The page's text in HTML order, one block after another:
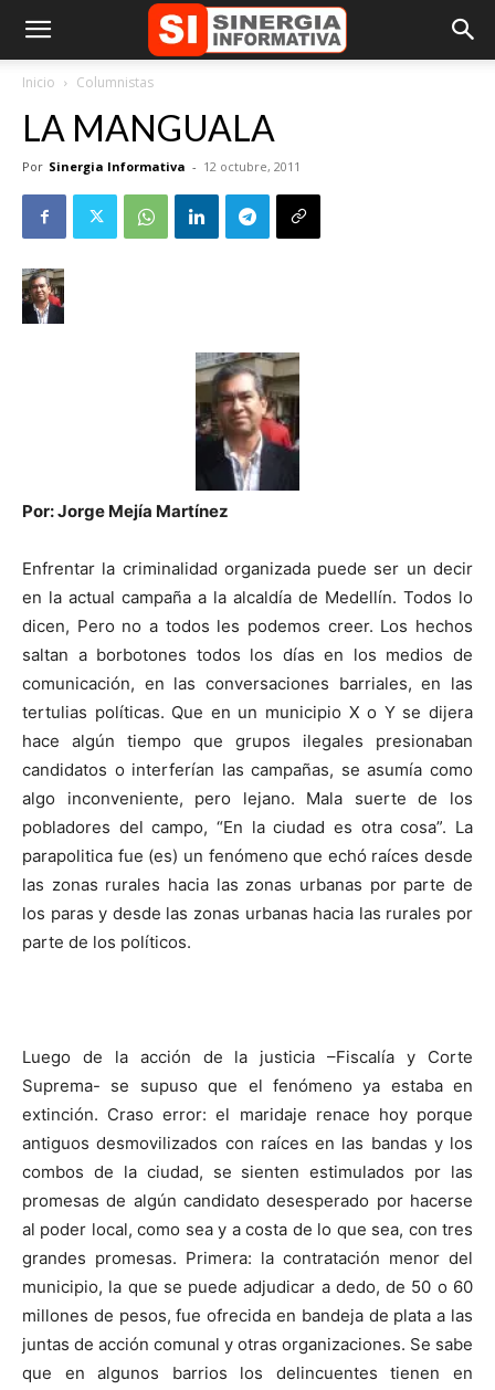
Inicio Columnistas
LA MANGUALA
Por Sinergia Informativa - 12 octubre, 2011
Por: Jorge Mejía Martínez
Enfrentar la criminalidad organizada puede ser un decir
en la actual campaña a la alcaldía de Medellín. Todos lo
dicen, Pero no a todos les podemos creer. Los hechos
saltan a borbotones todos los días en los medios de
comunicación, en las conversaciones barriales, en las
tertulias políticas. Que en un municipio X o Y se dijera
hace algún tiempo que grupos ilegales presionaban
candidatos o interferían las campañas, se asumía como
algo inconveniente, pero lejano. Mala suerte de los
pobladores del campo, “En la ciudad es otra cosa”. La
parapolitica fue (es) un fenómeno que echó raíces desde
las zonas rurales hacia las zonas urbanas por parte de
los paras y desde las zonas urbanas hacia las rurales por
parte de los políticos.
Luego de la acción de la justicia –Fiscalía y Corte
Suprema- se supuso que el fenómeno ya estaba en
extinción. Craso error: el maridaje renace hoy porque
antiguos desmovilizados con raíces en las bandas y los
combos de la ciudad, se sienten estimulados por las
promesas de algún candidato desesperado por hacerse
al poder local, como sea y a costa de lo que sea, con tres
grandes promesas. Primera: la contratación menor del
municipio, la que se puede adjudicar a dedo, de 50 o 60
millones de pesos, fue ofrecida en bandeja de plata a las
juntas de acción comunal y otras organizaciones. Se sabe
que en algunos barrios los delincuentes tienen en